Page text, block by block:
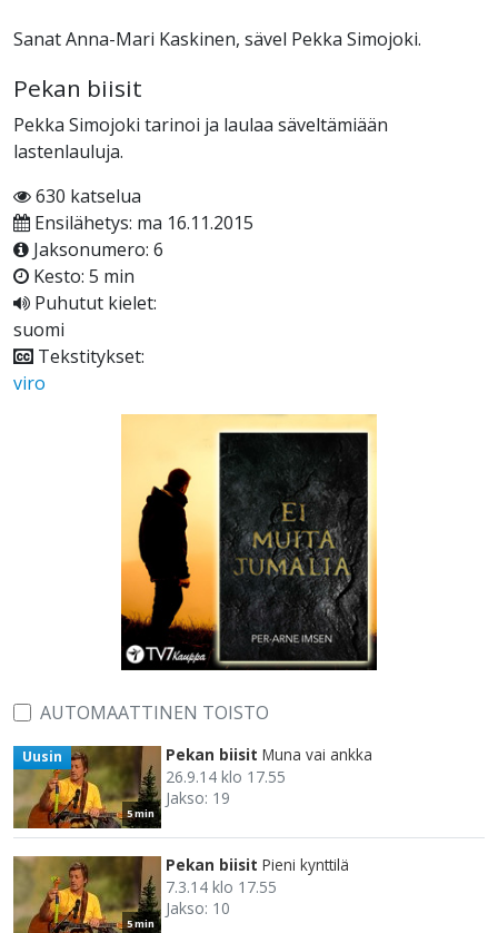
Sanat Anna-Mari Kaskinen, sävel Pekka Simojoki.
Pekan biisit
Pekka Simojoki tarinoi ja laulaa säveltämiään
lastenlauluja.
630 katselua
Ensilähetys: ma 16.11.2015
Jaksonumero: 6
Kesto: 5 min
Puhutut kielet:
suomi
Tekstitykset:
viro
AUTOMAATTINEN TOISTO
5 min
Uusin Pekan biisit Muna vai ankka
26.9.14 klo 17.55
Jakso: 19
5 min
Pekan biisit Pieni kynttilä
7.3.14 klo 17.55
Jakso: 10